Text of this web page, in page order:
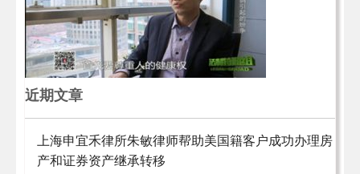
近期文章
上海申宜禾律所朱敏律师帮助美国籍客户成功办理房
产和证券资产继承转移